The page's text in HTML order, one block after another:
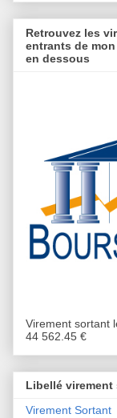
Retrouvez les
entrants de
en dessous
Virement sortant
44 562.45 €
Libellé virement
Virement Sortant